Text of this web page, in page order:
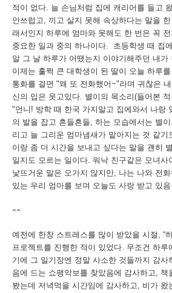
적이 없다. 늘 손님처럼 집에 캐리어를 들고
안쓰럽고, 끼고 살지 못해 속상하다는 말을 한
래서인지 하루에 엄마와 못해도 한 번은 꼭
중요한 일과 중의 하나이다. 초등학생 때 집에
알 그 날 하루가 어땠는지 이야기해주던 내가
이제는 훌쩍 큰 대학생이 된 딸이 오늘 하루를
통화를 걸면 "왜 또 전화했어~"라며 귀찮은
신의 입은 웃고있다. 별이의 목소리(들어본
"언니 ! 방학 때 한국 가지말고 집에와서 나랑
의 발을 잡고 흔들흔들, 하는 모습에서는 별이
리고 늘 그리운 엄마냄새가 맡아지는 것 같기
이랑 좀 더 시간을 보내고 싶다는 말을 괜히
일지도 모르는 일이다. 워낙 친구같은 모녀사
낯뜨거운 말은 오가지 않지만, 나는 나와 전
있는 우리 엄마를 보며 오늘도 사랑 받고 있음
--
예전에 한창 스트레스를 많이 받았을 시절 , “
프로젝트를 진행한 적이 있었다. 무조건 하루
기에 그 일기장엔 정말 사소한 것들까지 감사
음에 드는 쇼팽악보를 찾았음에 감사하고, 책
봤는데 저녁먹을 시간임에 감사하고, 비가 왔